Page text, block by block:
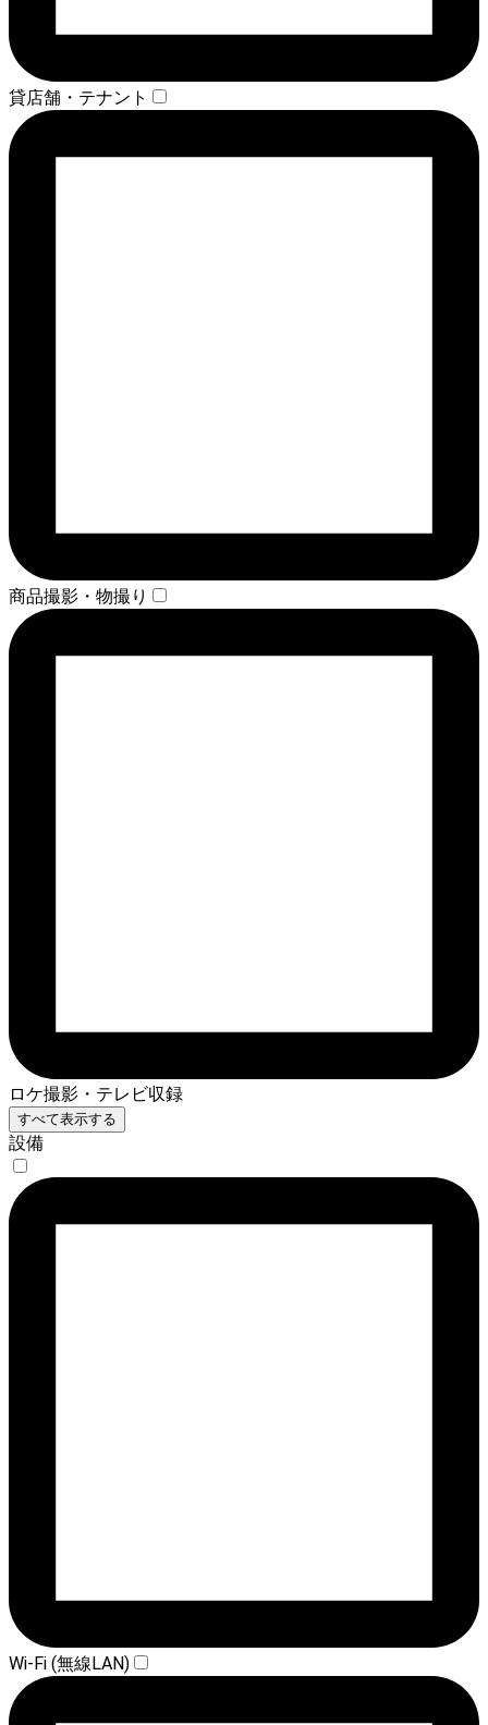
貸店舗・テナント
商品撮影・物撮り
ロケ撮影・テレビ収録
すべて表示する
設備
Wi-Fi (無線LAN)